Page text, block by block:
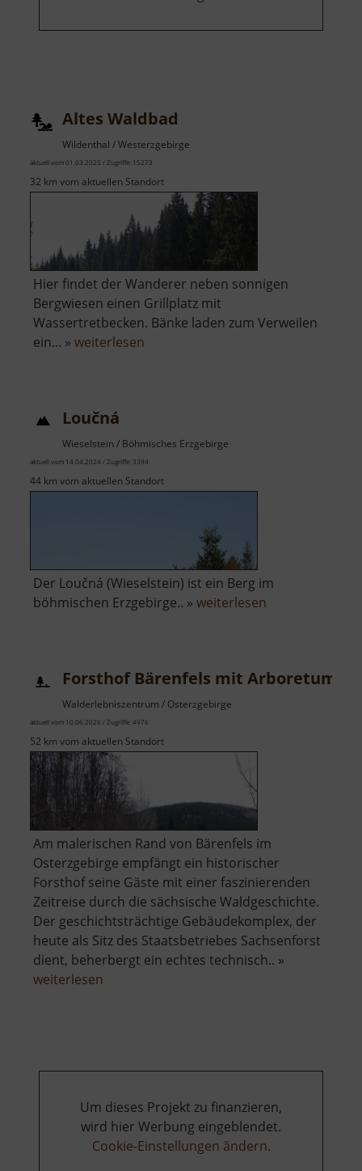
Altes Waldbad
Wildenthal / Westerzgebirge
aktuell vom 01.03.2025 / Zugriffe: 15273
32 km vom aktuellen Standort
Hier findet der Wanderer neben sonnigen
Bergwiesen einen Grillplatz mit
Wassertretbecken. Bänke laden zum Verweilen
ein... » weiterlesen
Loučná
Wieselstein / Böhmisches Erzgebirge
aktuell vom 14.04.2024 / Zugriffe: 3394
44 km vom aktuellen Standort
Der Loučná (Wieselstein) ist ein Berg im
böhmischen Erzgebirge.. » weiterlesen
Forsthof Bärenfels mit Arboretum
Walderlebniszentrum / Osterzgebirge
aktuell vom 10.06.2026 / Zugriffe: 4976
52 km vom aktuellen Standort
Am malerischen Rand von Bärenfels im
Osterzgebirge empfängt ein historischer
Forsthof seine Gäste mit einer faszinierenden
Zeitreise durch die sächsische Waldgeschichte.
Der geschichtsträchtige Gebäudekomplex, der
heute als Sitz des Staatsbetriebes Sachsenforst
dient, beherbergt ein echtes technisch.. »
weiterlesen
Um dieses Projekt zu finanzieren,
wird hier Werbung eingeblendet.
Cookie-Einstellungen ändern.